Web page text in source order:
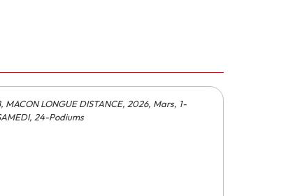
, MACON LONGUE DISTANCE, 2026, Mars, 1-
, 24-Podiums